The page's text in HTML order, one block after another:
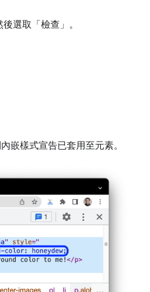
選取「檢查」 。
嵌樣式宣告已套用至元素。